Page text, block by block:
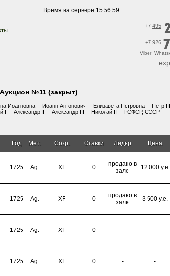
Время на сервере 15:56:59
+7 495
+7 926
Viber
Аукцион №11 (закрыт)
Иоанновна Иоанн Антонович Елизавета Петровна Петр III
I Александр II Александр III Николай II РСФСР, СССР
Год Мет. Сохр. Ставки Лидер Цена
1725 Ag. XF 0
продано в
зале
12 000 y.e.
1725 Ag. XF 0
продано в
зале
3 500 y.e.
1725 Ag. XF 0 - -
1725 Ag. XF 0 - -